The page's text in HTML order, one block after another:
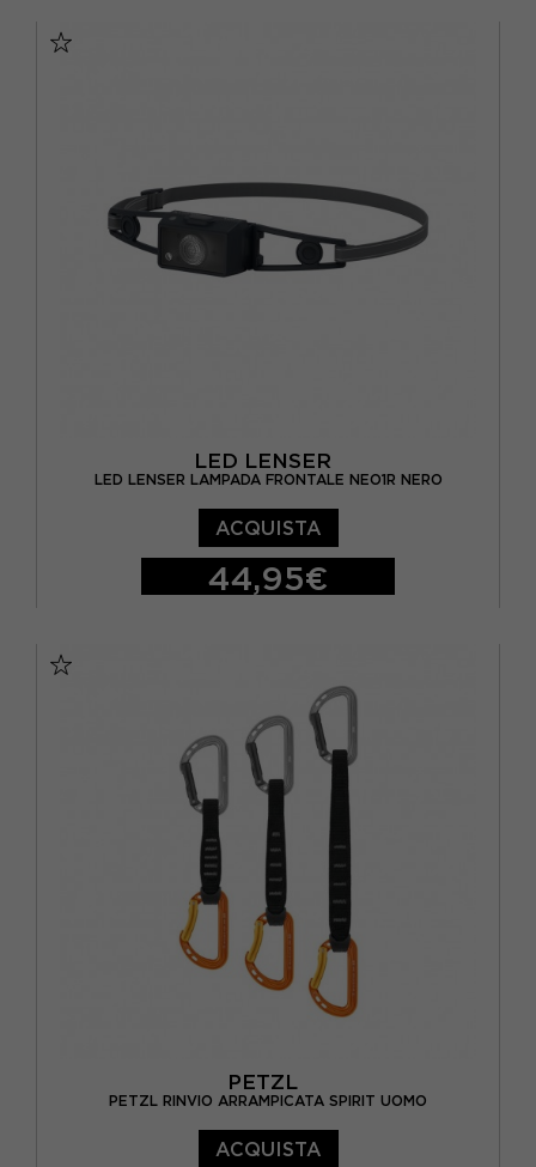
LED LENSER
LED LENSER LAMPADA FRONTALE NEO1R NERO
ACQUISTA
44,95€
PETZL
PETZL RINVIO ARRAMPICATA SPIRIT UOMO
ACQUISTA